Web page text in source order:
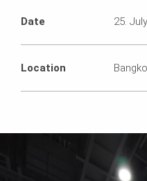
Date 25.
Location